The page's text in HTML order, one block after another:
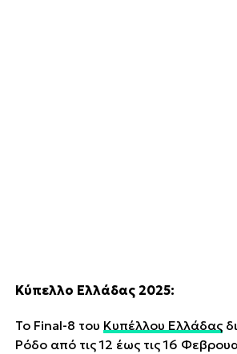
Κύπελλο Ελλάδας 2025:
Το Final-8 του Κυπέλλου Ελλάδας
Ρόδο από τις 12 έως τις 16